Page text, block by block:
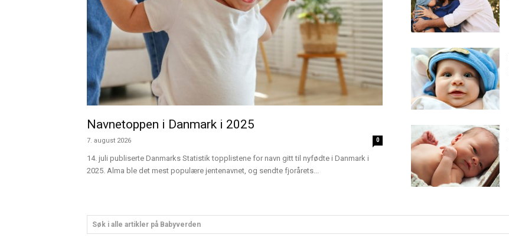
Navnetoppen i Danmark i 2025
7. august 2026 0
14. juli publiserte Danmarks Statistik topplistene for navn gitt til nyfødte i Danmark i
2025. Alma ble det mest populære jentenavnet, og sendte fjorårets...
Søk i alle artikler på Babyverden